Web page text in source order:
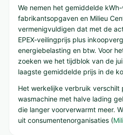
We nemen het gemiddelde
fabrikantsopgaven en Milieu
vermenigvuldigen dat met de
EPEX-veilingprijs plus
energiebelasting en btw. Voor
zoeken we het tijdblok van de
laagste gemiddelde prijs in de
Het werkelijke verbruik verschilt
wasmachine met halve lading
die langer voorverwarmt meer.
uit consumentenorganisaties (